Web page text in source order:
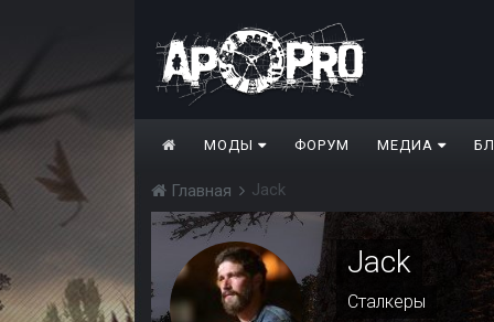
МОДЫ ФОРУМ МЕДИА
Главная Jack
Jack
Сталкеры